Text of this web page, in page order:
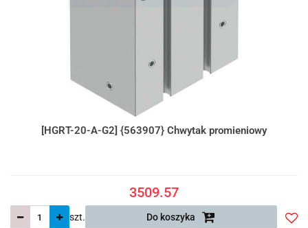
[HGRT-20-A-G2] {563907} Chwytak promieniowy
3509.57
szt. Do koszyka